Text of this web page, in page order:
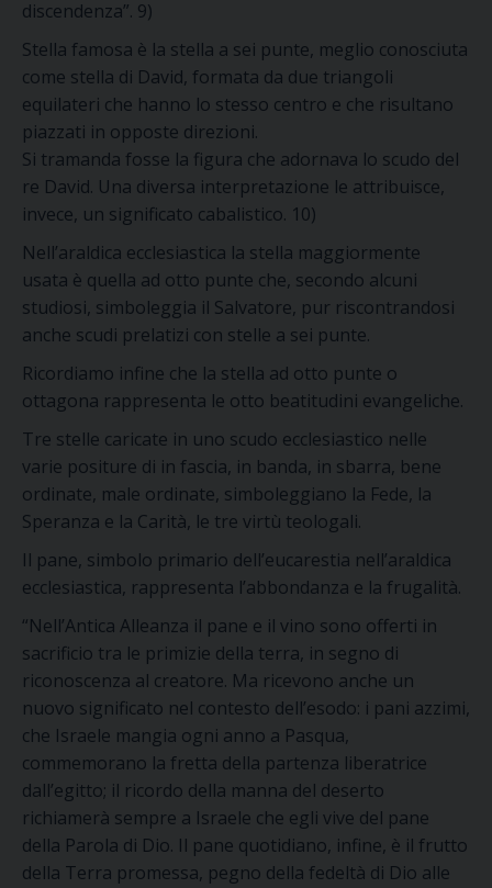
discendenza”. 9)
Stella famosa è la stella a sei punte, meglio conosciuta
come stella di David, formata da due triangoli
equilateri che hanno lo stesso centro e che risultano
piazzati in opposte direzioni.
Si tramanda fosse la figura che adornava lo scudo del
re David. Una diversa interpretazione le attribuisce,
invece, un significato cabalistico. 10)
Nell’araldica ecclesiastica la stella maggiormente
usata è quella ad otto punte che, secondo alcuni
studiosi, simboleggia il Salvatore, pur riscontrandosi
anche scudi prelatizi con stelle a sei punte.
Ricordiamo infine che la stella ad otto punte o
ottagona rappresenta le otto beatitudini evangeliche.
Tre stelle caricate in uno scudo ecclesiastico nelle
varie positure di in fascia, in banda, in sbarra, bene
ordinate, male ordinate, simboleggiano la Fede, la
Speranza e la Carità, le tre virtù teologali.
Il pane, simbolo primario dell’eucarestia nell’araldica
ecclesiastica, rappresenta l’abbondanza e la frugalità.
“Nell’Antica Alleanza il pane e il vino sono offerti in
sacrificio tra le primizie della terra, in segno di
riconoscenza al creatore. Ma ricevono anche un
nuovo significato nel contesto dell’esodo: i pani azzimi,
che Israele mangia ogni anno a Pasqua,
commemorano la fretta della partenza liberatrice
dall’egitto; il ricordo della manna del deserto
richiamerà sempre a Israele che egli vive del pane
della Parola di Dio. Il pane quotidiano, infine, è il frutto
della Terra promessa, pegno della fedeltà di Dio alle